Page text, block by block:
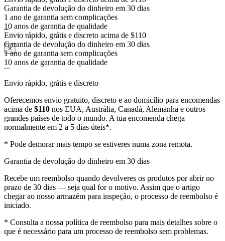
1 ano de garantia sem complicações
10 anos de garantia de qualidade
Envio rápido, grátis e discreto acima de $110
Garantia de devolução do dinheiro em 30 dias
1 ano de garantia sem complicações
10 anos de garantia de qualidade
...
×
...
Envio rápido, grátis e discreto
Oferecemos envio gratuito, discreto e ao domicílio para encomendas
acima de $110 nos EUA, Austrália, Canadá, Alemanha e outros
grandes países de todo o mundo. A tua encomenda chega
normalmente em 2 a 5 dias úteis*.
* Pode demorar mais tempo se estiveres numa zona remota.
Garantia de devolução do dinheiro em 30 dias
Recebe um reembolso quando devolveres os produtos por abrir no
prazo de 30 dias — seja qual for o motivo. Assim que o artigo
chegar ao nosso armazém para inspeção, o processo de reembolso é
iniciado.
* Consulta a nossa política de reembolso para mais detalhes sobre o
que é necessário para um processo de reembolso sem problemas.